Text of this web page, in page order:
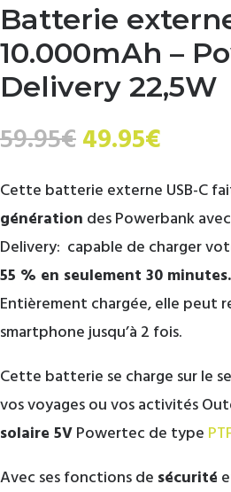
Batterie
10.000mAh –
Delivery 22,5W
59.95€Le
prix
initial
était :
59.95€.
49.95€
est :
Cette batterie externe USB-C
génération des Powerbank
Delivery: capable de charger
55 % en seulement 30 minutes.
Entièrement chargée, elle peut
smartphone jusqu’à 2 fois.
Cette batterie se charge sur le
vos voyages ou vos activités
solaire 5VPowertec de type
Avec ses fonctions de sécurité